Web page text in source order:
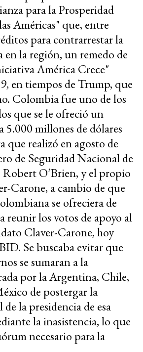
para la Prosperidad
Américas" que, entre
para contrarrestar la
en la región, un remedo de
América Crece"
en tiempos de Trump, que
Colombia fue uno de los
que se le ofreció un
5.000 millones de dólares
que realizó en agosto de
de Seguridad Nacional de
Robert O’Brien, y el propio
Carone, a cambio de que
se ofreciera de
reunir los votos de apoyo al
Claver-Carone, hoy
Se buscaba evitar que
se sumaran a la
por la Argentina, Chile,
de postergar la
la presidencia de esa
la inasistencia, lo que
necesario para la